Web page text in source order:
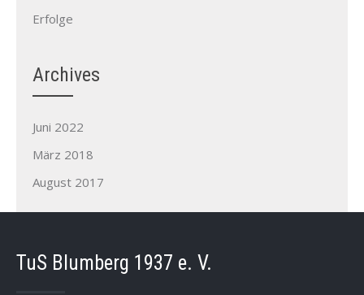
Erfolge
Archives
Juni 2022
März 2018
August 2017
TuS Blumberg 1937 e. V.